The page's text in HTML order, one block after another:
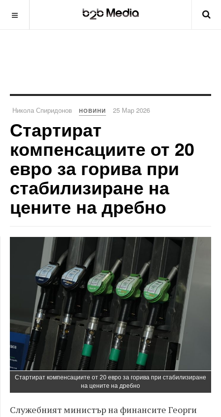
Никола Спиридонов НОВИНИ 25 Мар 2026
Стартират
компенсациите от 20
евро за горива при
стабилизиране на
цените на дребно
Стартират компенсациите от 20 евро за горива при стабилизиране
на цените на дребно
Служебният министър на финансите Георги